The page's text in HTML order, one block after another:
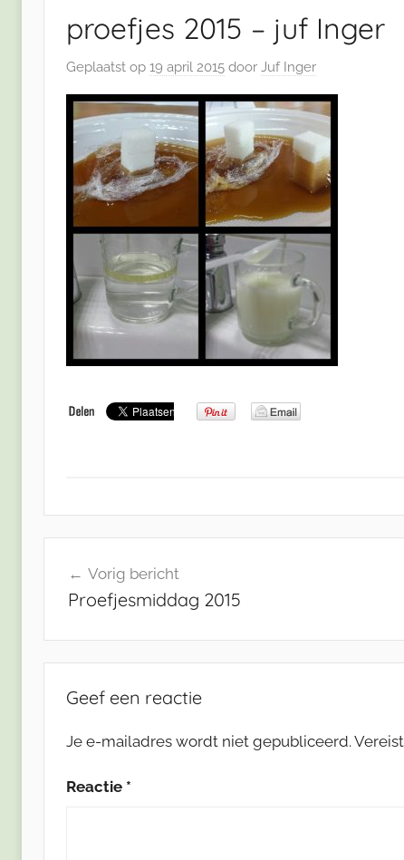
proefjes 2015 – juf Inger
Geplaatst op 19 april 2015 door Juf Inger
navigatie
Vorig bericht
Proefjesmiddag 2015
Geef een reactie
Je e-mailadres wordt niet gepubliceerd.
Reactie *